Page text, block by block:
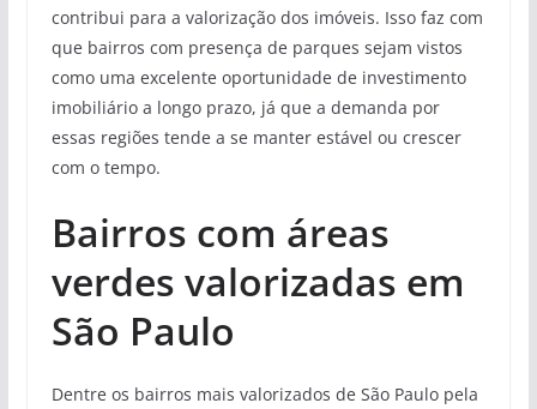
contribui para a valorização dos imóveis. Isso faz com
que bairros com presença de parques sejam vistos
como uma excelente oportunidade de investimento
imobiliário a longo prazo, já que a demanda por
essas regiões tende a se manter estável ou crescer
com o tempo.
Bairros com áreas
verdes valorizadas em
São Paulo
Dentre os bairros mais valorizados de São Paulo pela